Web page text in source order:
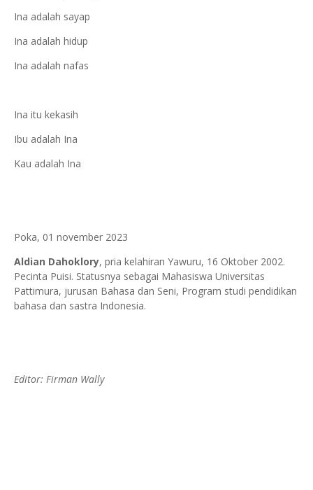
Ina adalah sayap
Ina adalah hidup
Ina adalah nafas
Ina itu kekasih
Ibu adalah Ina
Kau adalah Ina
Poka, 01 november 2023
Aldian Dahoklory, pria kelahiran Yawuru, 16 Oktober 2002.
Pecinta Puisi. Statusnya sebagai Mahasiswa Universitas
Pattimura, jurusan Bahasa dan Seni, Program studi pendidikan
bahasa dan sastra Indonesia.
Editor: Firman Wally